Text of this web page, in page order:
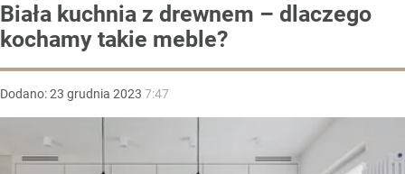
Biała kuchnia z drewnem – dlaczego
kochamy takie meble?
Dodano:23 grudnia 2023 7:47